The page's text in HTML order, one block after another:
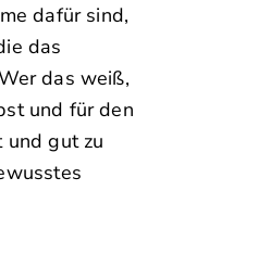
dafür sind,
das
das weiß,
und für den
und gut zu